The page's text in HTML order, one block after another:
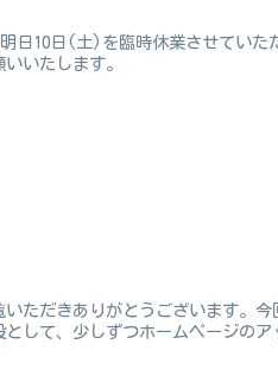
日10日(土)を臨時休業させていた
いたします。
ただきありがとうございます。
して、少しずつホームページの